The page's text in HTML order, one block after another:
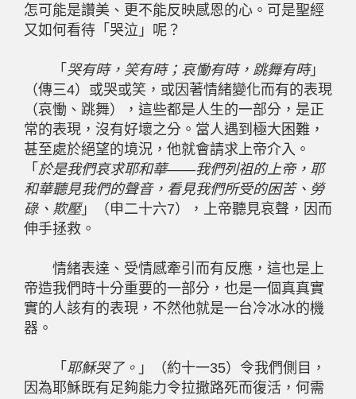
怎可能是讚美、更不能反映感恩的心。可是聖經
又如何看待「哭泣」呢？
「 哭有時，笑有時；哀慟有時，跳舞有時」
（傳三4）或哭或笑，或因著情緒變化而有的表現
（哀慟、跳舞），這些都是人生的一部分，是正
常的表現，沒有好壞之分。當人遇到極大困難，
甚至處於絕望的境況，他就會請求上帝介入。
「 於是我們哀求耶和華——我們列祖的上帝，耶
和華聽見我們的聲音，看見我們所受的困苦、勞
碌、欺壓」（申二十六7），上帝聽見哀聲，因而
伸手拯救。
情緒表達、受情感牽引而有反應，這也是上
帝造我們時十分重要的一部分，也是一個真真實
實的人該有的表現，不然他就是一台冷冰冰的機
器。
「 耶穌哭了。 」（約十一35）令我們側目，
因為耶穌既有足夠能力令拉撒路死而復活，何需